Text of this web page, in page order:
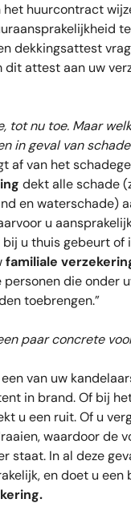
huurcontract
dekkingsattest
dit attest aan uw
tot nu toe. Maar
in geval van
af van het
dekt alle schade
en waterschade)
u
u thuis gebeurt of
familiale
die onder
toebrengen.”
paar concrete
een van uw
in brand. Of bij
u een ruit. Of u
waardoor de
staat. In al deze
en doet u een